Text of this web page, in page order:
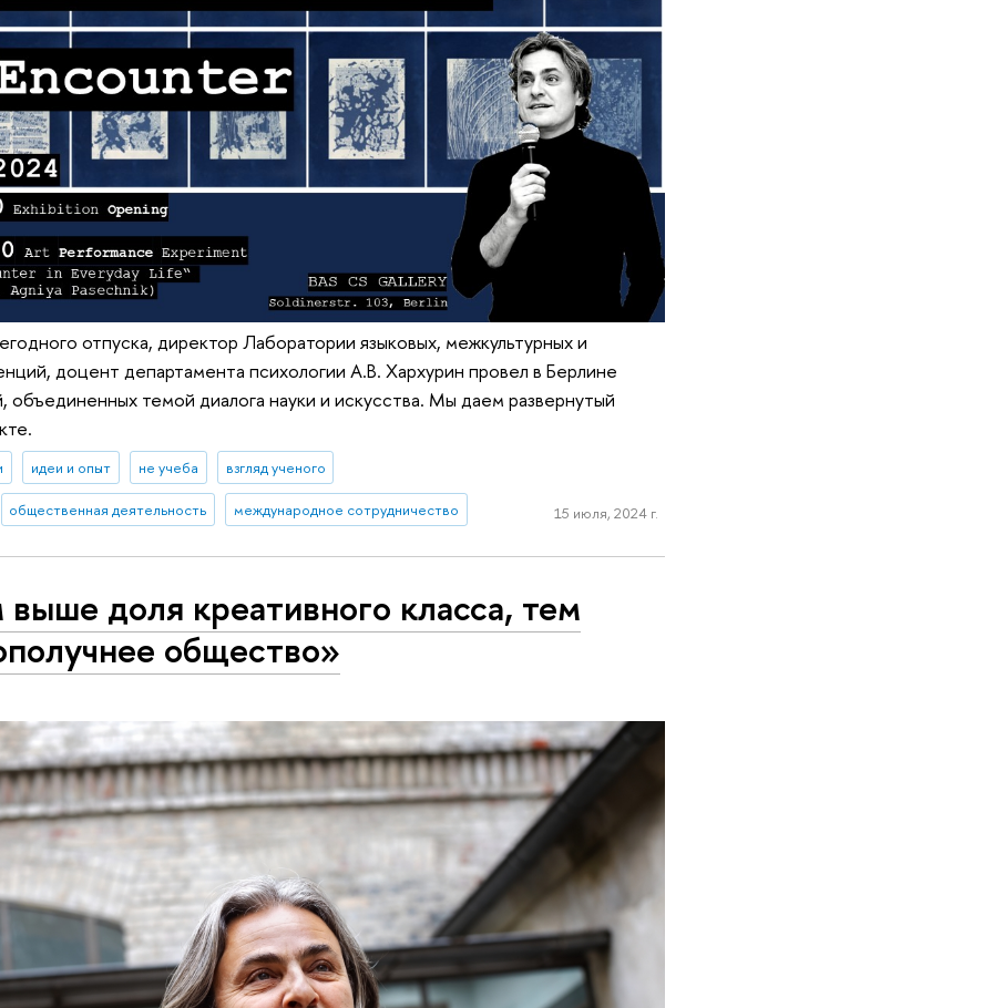
отпуска, директор Лаборатории языковых, межкультурных и
доцент департамента психологии А.В. Хархурин провел в Берлине
темой диалога науки и искусства. Мы даем развернутый
идеи и опыт не учеба взгляд ученого
общественная деятельность международное сотрудничество 15 июля, 2024 г.
доля креативного класса, тем
общество»